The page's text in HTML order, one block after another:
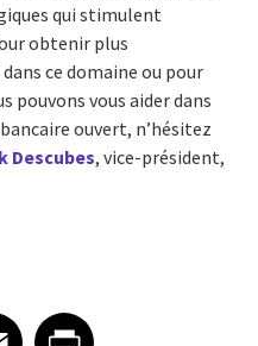
qui stimulent
obtenir plus
ce domaine ou pour
pouvons vous aider dans
ouvert, n’hésitez
Descubes, vice-président,
on Email
EmailShare article on Print